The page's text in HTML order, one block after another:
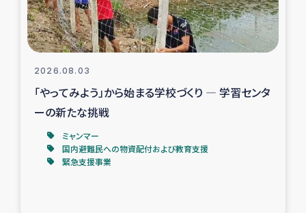
レバノンにおける緊急支援
レバノンでのシリア難民への教育支援事業
レバノンでのシリア難民・レバノン人への農業支援
海外ルーツの市民との共生
神原ゼミxパルシック
2026.08.03
「やってみよう」から始まる学校づくり ― 学習センタ
ーの新たな挑戦
ミャンマー
国内避難民への物資配付および教育支援
緊急支援事業